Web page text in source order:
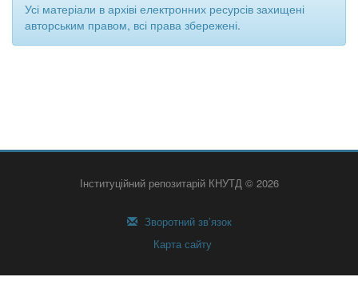
Усі матеріали в архіві електронних ресурсів захищені
авторським правом, всі права збережені.
Інституційний репозитарій КНУТД © 2026
Зворотний зв’язок
Карта сайту